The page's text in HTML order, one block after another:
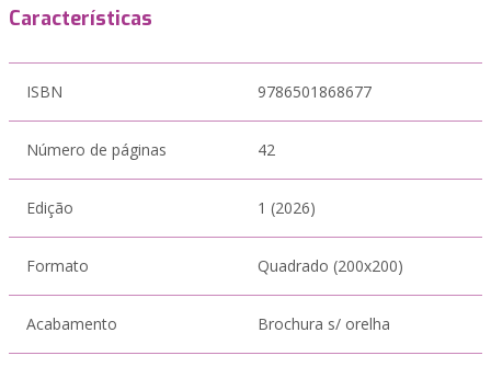
Características
ISBN 9786501868677
Número de páginas 42
Edição 1 (2026)
Formato Quadrado (200x200)
Acabamento Brochura s/ orelha